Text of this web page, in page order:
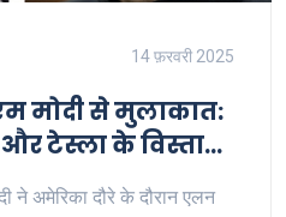
14 फ़रवरी 2025
मोदी से मुलाकात:
टेस्ला के विस्तार
ने अमेरिका दौरे के दौरान एलन